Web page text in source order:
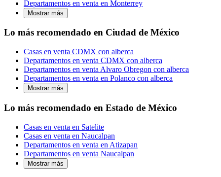
Departamentos en venta en Monterrey
Mostrar más
Lo más recomendado en Ciudad de México
Casas en venta CDMX con alberca
Departamentos en venta CDMX con alberca
Departamentos en venta Alvaro Obregon con alberca
Departamentos en venta en Polanco con alberca
Mostrar más
Lo más recomendado en Estado de México
Casas en venta en Satelite
Casas en venta en Naucalpan
Departamentos en venta en Atizapan
Departamentos en venta Naucalpan
Mostrar más